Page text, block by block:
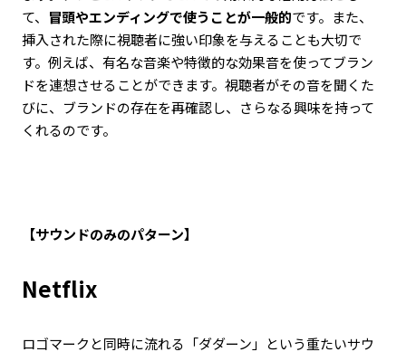
て、 冒頭やエンディングで使うことが一般的です。また、
挿入された際に視聴者に強い印象を与えることも大切で
す。例えば、有名な音楽や特徴的な効果音を使ってブラン
ドを連想させることができます。視聴者がその音を聞くた
びに、ブランドの存在を再確認し、さらなる興味を持って
くれるのです。
【サウンドのみのパターン】
Netflix
ロゴマークと同時に流れる「ダダーン」という重たいサウ